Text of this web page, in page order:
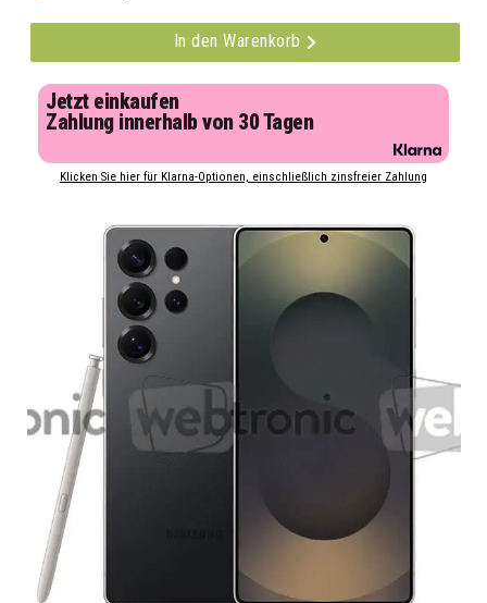
In den Warenkorb
Jetzt einkaufen
Zahlung innerhalb von 30 Tagen
Klicken Sie hier für Klarna-Optionen, einschließlich zinsfreier Zahlung